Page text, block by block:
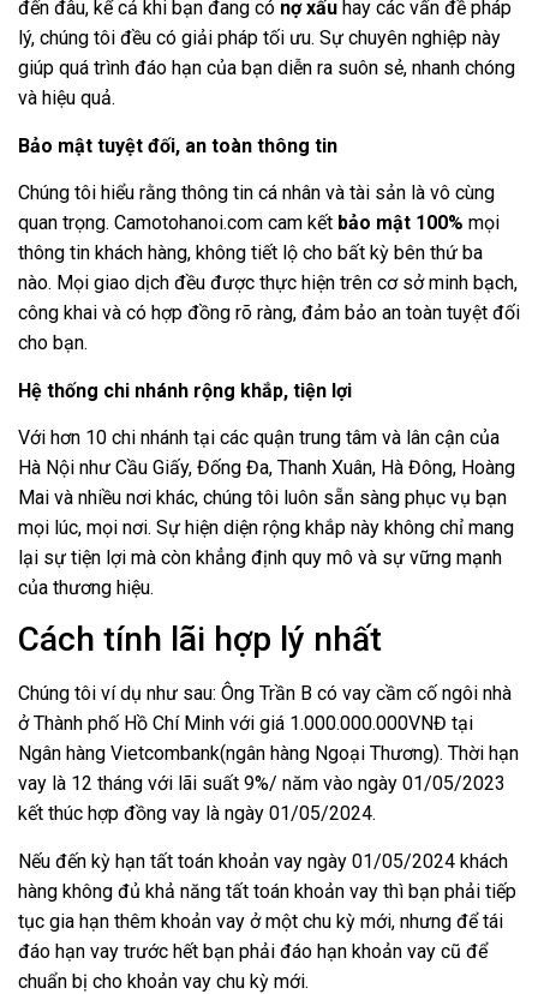
đến đâu, kể cả khi bạn đang có nợ xấu hay các vấn đề pháp
lý, chúng tôi đều có giải pháp tối ưu. Sự chuyên nghiệp này
giúp quá trình đáo hạn của bạn diễn ra suôn sẻ, nhanh chóng
và hiệu quả.
Bảo mật tuyệt đối, an toàn thông tin
Chúng tôi hiểu rằng thông tin cá nhân và tài sản là vô cùng
quan trọng. Camotohanoi.com cam kết bảo mật 100% mọi
thông tin khách hàng, không tiết lộ cho bất kỳ bên thứ ba
nào. Mọi giao dịch đều được thực hiện trên cơ sở minh bạch,
công khai và có hợp đồng rõ ràng, đảm bảo an toàn tuyệt đối
cho bạn.
Hệ thống chi nhánh rộng khắp, tiện lợi
Với hơn 10 chi nhánh tại các quận trung tâm và lân cận của
Hà Nội như Cầu Giấy, Đống Đa, Thanh Xuân, Hà Đông, Hoàng
Mai và nhiều nơi khác, chúng tôi luôn sẵn sàng phục vụ bạn
mọi lúc, mọi nơi. Sự hiện diện rộng khắp này không chỉ mang
lại sự tiện lợi mà còn khẳng định quy mô và sự vững mạnh
của thương hiệu.
Cách tính lãi hợp lý nhất
Chúng tôi ví dụ như sau: Ông Trần B có vay cầm cố ngôi nhà
ở Thành phố Hồ Chí Minh với giá 1.000.000.000VNĐ tại
Ngân hàng Vietcombank(ngân hàng Ngoại Thương). Thời hạn
vay là 12 tháng với lãi suất 9%/ năm vào ngày 01/05/2023
kết thúc hợp đồng vay là ngày 01/05/2024.
Nếu đến kỳ hạn tất toán khoản vay ngày 01/05/2024 khách
hàng không đủ khả năng tất toán khoản vay thì bạn phải tiếp
tục gia hạn thêm khoản vay ở một chu kỳ mới, nhưng để tái
đáo hạn vay trước hết bạn phải đáo hạn khoản vay cũ để
chuẩn bị cho khoản vay chu kỳ mới.